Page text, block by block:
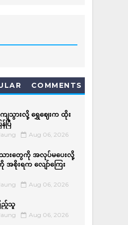
COMMENTS
ကျသွားလို့ ရွှေဈေးက ထိုး
ပြီ
Aug 06, 2026
ားတွေကို အလုပ်မပေးလို့
အစိုးရက လျော်ကြေး
Aug 06, 2026
ည့်သူ
Aug 06, 2026